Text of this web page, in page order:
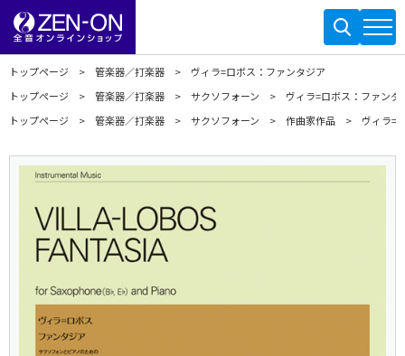
トップページ 管楽器／打楽器
ヴィラ=ロボス：ファンタジア
トップページ
管楽器／打楽器 サクソフォーン
ヴィラ=ロボス：ファンタ
トップページ
管楽器／打楽器 サクソフォーン 作曲家作品 ヴィラ=